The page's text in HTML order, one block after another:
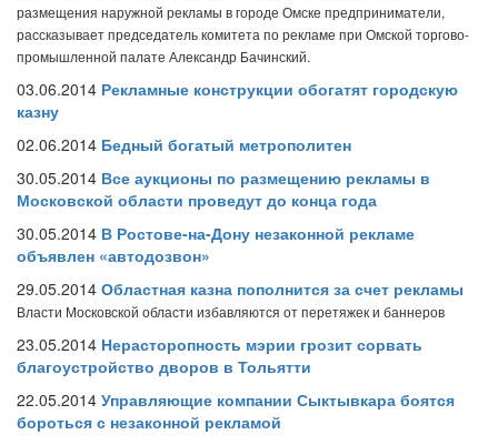
размещения наружной рекламы в городе Омске предприниматели,
рассказывает председатель комитета по рекламе при Омской торгово-
промышленной палате Александр Бачинский.
03.06.2014 Рекламные конструкции обогатят городскую
казну
02.06.2014 Бедный богатый метрополитен
30.05.2014 Все аукционы по размещению рекламы в
Московской области проведут до конца года
30.05.2014 В Ростове-на-Дону незаконной рекламе
объявлен «автодозвон»
29.05.2014 Областная казна пополнится за счет рекламы
Власти Московской области избавляются от перетяжек и баннеров
23.05.2014 Нерасторопность мэрии грозит сорвать
благоустройство дворов в Тольятти
22.05.2014 Управляющие компании Сыктывкара боятся
бороться с незаконной рекламой